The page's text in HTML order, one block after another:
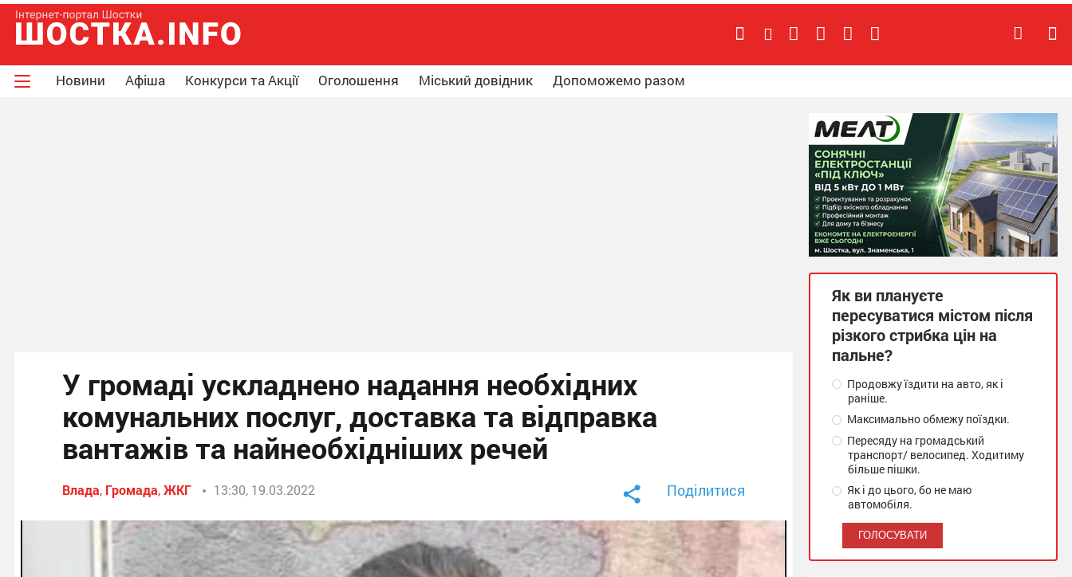
Новини Афіша Конкурси та Акції Оголошення Міський довідник Допоможемо разом
У громаді ускладнено надання необхідних
комунальних послуг, доставка та відправка
вантажів та найнеобхідніших речей
Влада, Громада,ЖКГ 13:30, 19.03.2022 Поділитися
Як ви плануєте
пересуватися містом після
різкого стрибка цін на
пальне?
Продовжу їздити на авто, як і
раніше.
Максимально обмежу поїздки.
Пересяду на громадський
транспорт/ велосипед. Ходитиму
більше пішки.
Як і до цього, бо не маю
автомобіля.